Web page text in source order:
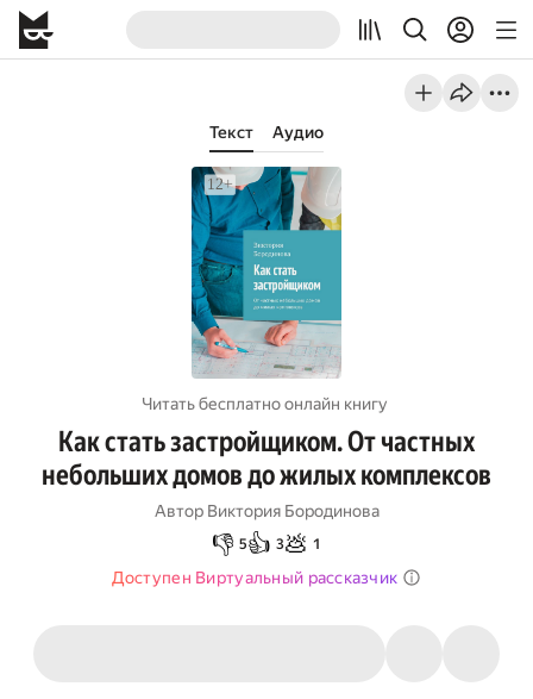
Текст Аудио
Читать бесплатно онлайн книгу
Как стать застройщиком. От частных
небольших домов до жилых комплексов
Автор Виктория Бородинова
👎 5👍 3💩 1
Доступен Виртуальный рассказчик